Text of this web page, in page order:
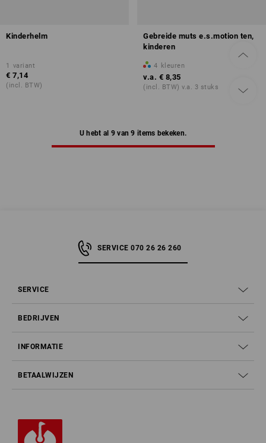
Kinderhelm
1 variant
€ 7,14
(incl. BTW)
Gebreide muts e.s.motion ten,
kinderen
4 kleuren
v.a. € 8,35
(incl. BTW) v.a. 3 stuks
U hebt al 9 van 9 items bekeken.
SERVICE 070 26 26 260
SERVICE
BEDRIJVEN
INFORMATIE
BETAALWIJZEN